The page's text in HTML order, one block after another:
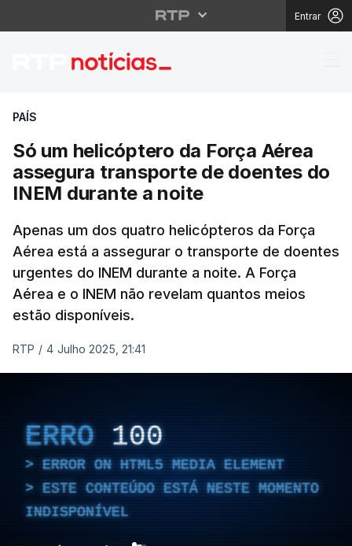
Entrar
Só um helicóptero da
PAÍS
Só um helicóptero da Força Aérea
assegura transporte de doentes do
INEM durante a noite
Apenas um dos quatro helicópteros da Força
Aérea está a assegurar o transporte de doentes
urgentes do INEM durante a noite. A Força
Aérea e o INEM não revelam quantos meios
estão disponíveis.
RTP / 4 Julho 2025, 21:41
ERRO 100
ERROR ON HTML5 MEDIA ELEMENT
ESTE CONTEÚDO ESTÁ NESTE MOMENTO
INDISPONÍVEL